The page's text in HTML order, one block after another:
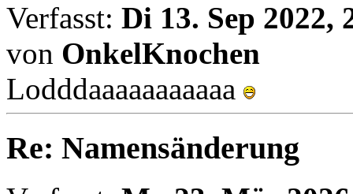
Verfasst: Di 13. Sep 2022,
von OnkelKnochen
Lodddaaaaaaaaaaa
Re: Namensänderung